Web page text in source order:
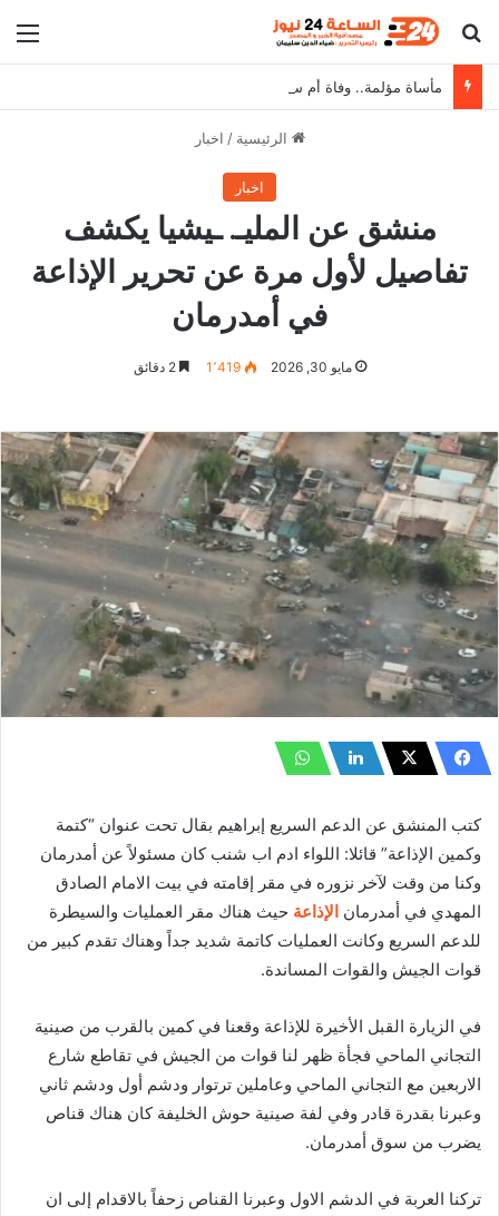
بحث عن
الرئيسية / اخبار
اخبار
منشق عن المليـ. ـيشيا يكشف
تفاصيل لأول مرة عن تحرير الإذاعة
في أمدرمان
مايو 30, 2026 1٬419 2 دقائق
كتب المنشق عن الدعم السريع إبراهيم بقال تحت عنوان “كتمة
وكمين الإذاعة” قائلا: اللواء ادم اب شنب كان مسئولاً عن أمدرمان
وكنا من وقت لآخر نزوره في مقر إقامته في بيت الامام الصادق
المهدي في أمدرمان الإذاعة حيث هناك مقر العمليات والسيطرة
للدعم السريع وكانت العمليات كاتمة شديد جداً وهناك تقدم كبير من
قوات الجيش والقوات المساندة.
في الزيارة القبل الأخيرة للإذاعة وقعنا في كمين بالقرب من صينية
التجاني الماحي فجأة ظهر لنا قوات من الجيش في تقاطع شارع
الاربعين مع التجاني الماحي وعاملين ترتوار ودشم أول ودشم ثاني
وعبرنا بقدرة قادر وفي لفة صينية حوش الخليفة كان هناك قناص
يضرب من سوق أمدرمان.
تركنا العربة في الدشم الاول وعبرنا القناص زحفاً بالاقدام إلى ان